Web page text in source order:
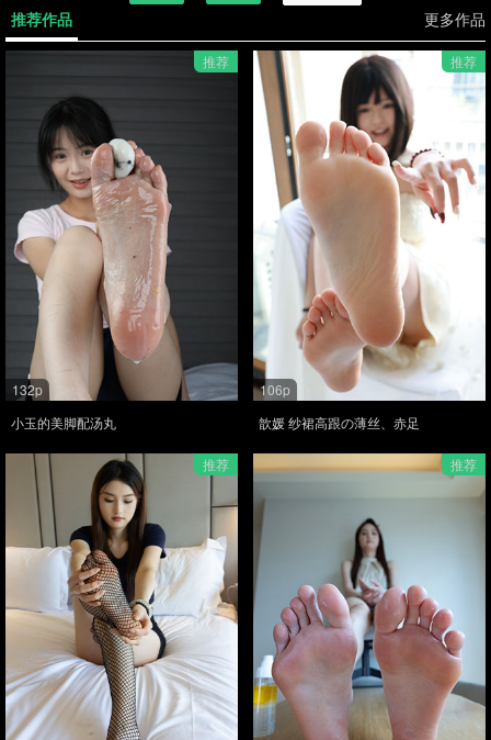
更多作品
推荐作品
推荐
132p
小玉的美脚配汤丸
推荐
106p
歆媛 纱裙高跟の薄丝、赤足
推荐 推荐